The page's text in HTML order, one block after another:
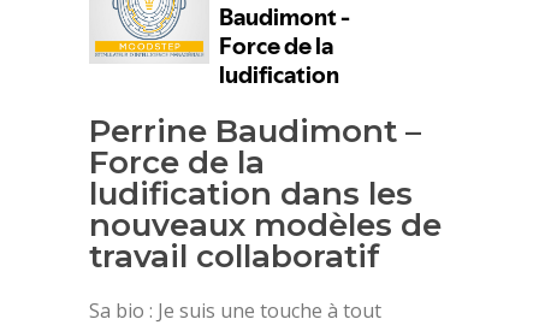
Perrine Baudimont –
Force de la
ludification dans les
nouveaux modèles de
travail collaboratif
Sa bio : Je suis une touche à tout